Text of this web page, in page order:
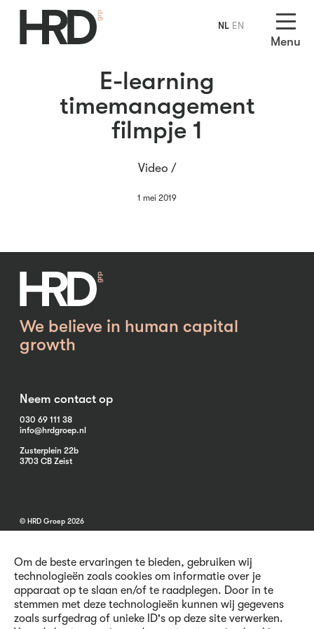
Om de beste ervaringen te bieden, gebruiken wij
technologieën zoals cookies om informatie over je
apparaat op te slaan en/of te raadplegen. Door in te
stemmen met deze technologieën kunnen wij gegevens
zoals surfgedrag of unieke ID's op deze site verwerken.
Menu
E-learning
timemanagement
filmpje 1
Video /
1 mei 2019
We believe in human capital
growth
Neem contact op
030 69 111 38
info@hrdgroep.nl
Zusterplein 22b
3703 CB Zeist
© HRD Groep 2026
Algemene informatie
NL EN